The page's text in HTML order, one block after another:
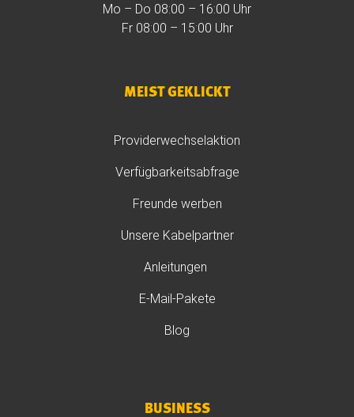
Mo – Do 08:00 – 16:00 Uhr
Fr 08:00 – 15:00 Uhr
MEIST GEKLICKT
Providerwechselaktion
Verfügbarkeitsabfrage
Freunde werben
Unsere Kabelpartner
Anleitungen
E-Mail-Pakete
Blog
BUSINESS